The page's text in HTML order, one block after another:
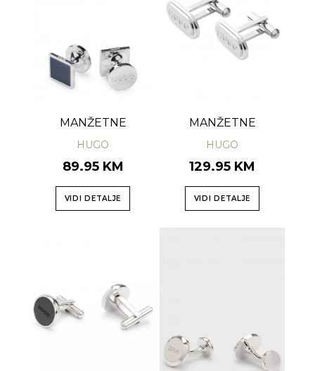
MANŽETNE
HUGO
89.95 KM
VIDI DETALJE
MANŽETNE
HUGO
129.95 KM
VIDI DETALJE